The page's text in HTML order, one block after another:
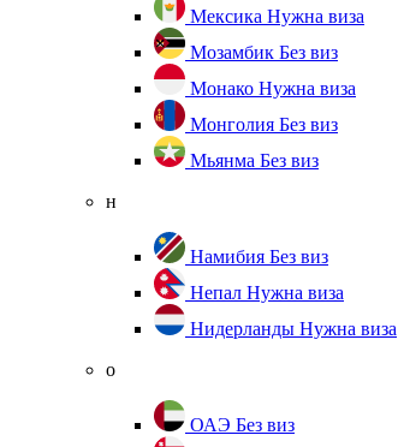
Мексика Нужна виза
Мозамбик Без виз
Монако Нужна виза
Монголия Без виз
Мьянма Без виз
н
Намибия Без виз
Непал Нужна виза
Нидерланды Нужна виза
о
ОАЭ Без виз